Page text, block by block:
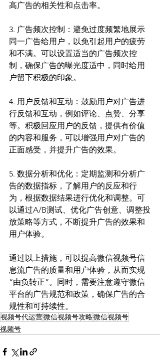
高广告的相关性和点击率。
3. 广告频次控制：避免过度频繁地展示
同一广告给用户，以免引起用户的疲劳
和不满。可以设置适当的广告频次控
制，确保广告的曝光度适中，同时给用
户留下积极的印象。
4. 用户反馈和互动：鼓励用户对广告进
行反馈和互动，例如评论、点赞、分享
等。积极回应用户的反馈，提供有价值
的内容和服务，可以增强用户对广告的
正面感受，并提升广告的效果。
5. 数据分析和优化：定期监测和分析广
告的数据指标，了解用户的反应和行
为，根据数据结果进行优化和调整。可
以通过A/B测试、优化广告创意、调整投
放策略等方式，不断提升广告的效果和
用户体验。
通过以上措施，可以提高微信视频号信
息流广告的质量和用户体验，从而实现
“由负转正”。同时，需要注意遵守微信
平台的广告规范和政策，确保广告的合
规性和可持续性。
视频号代运营微信视频号攻略微信视频号
视频号